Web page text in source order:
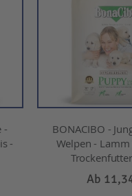
-
-
BONACIBO -
Welpen - Lamm
Ab